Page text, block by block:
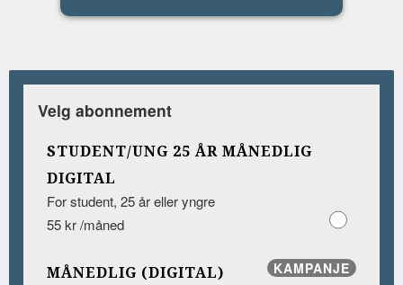
Velg abonnement
STUDENT/UNG 25 ÅR MÅNEDLIG
DIGITAL
For student, 25 år eller yngre
55 kr /måned
KAMPANJE
MÅNEDLIG (DIGITAL)